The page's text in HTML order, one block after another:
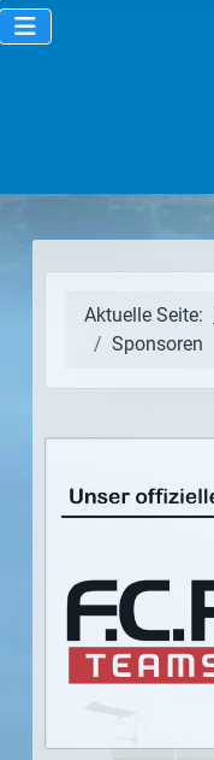
Aktuelle Seite:
Sponsoren